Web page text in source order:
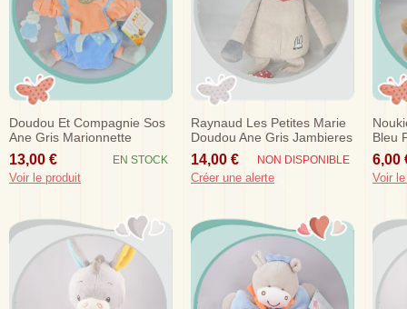
Doudou Et Compagnie Sos
Ane Gris Marionnette
Orange Bleu Nathan
Dc2348
13,00 € EN STOCK
Voir le produit
Raynaud Les Petites Marie
Doudou Ane Gris Jambieres
Rouge 46 Cm
14,00 € NON DISPONIBLE
Créer une alerte
Bleu
6,00
Voir